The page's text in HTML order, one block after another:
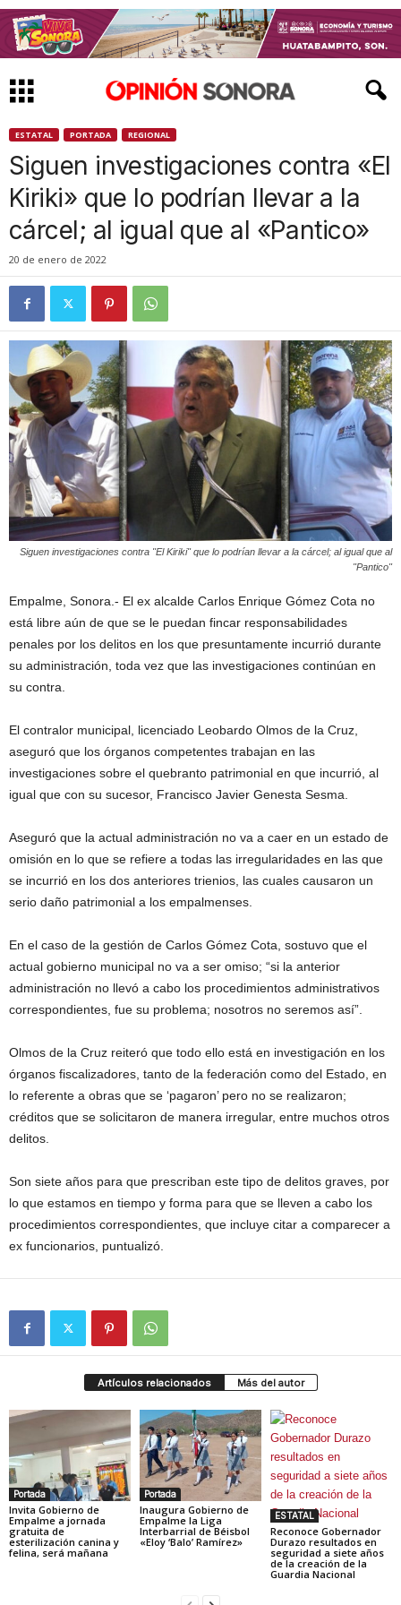
ESTATAL PORTADA REGIONAL
Siguen investigaciones contra «El
Kiriki» que lo podrían llevar a la
cárcel; al igual que al «Pantico»
20 de enero de 2022
Siguen investigaciones contra "El Kiriki" que lo podrían llevar a la cárcel; al igual que al
"Pantico"
Empalme, Sonora.- El ex alcalde Carlos Enrique Gómez Cota no
está libre aún de que se le puedan fincar responsabilidades
penales por los delitos en los que presuntamente incurrió durante
su administración, toda vez que las investigaciones continúan en
su contra.
El contralor municipal, licenciado Leobardo Olmos de la Cruz,
aseguró que los órganos competentes trabajan en las
investigaciones sobre el quebranto patrimonial en que incurrió, al
igual que con su sucesor, Francisco Javier Genesta Sesma.
Aseguró que la actual administración no va a caer en un estado de
omisión en lo que se refiere a todas las irregularidades en las que
se incurrió en los dos anteriores trienios, las cuales causaron un
serio daño patrimonial a los empalmenses.
En el caso de la gestión de Carlos Gómez Cota, sostuvo que el
actual gobierno municipal no va a ser omiso; “si la anterior
administración no llevó a cabo los procedimientos administrativos
correspondientes, fue su problema; nosotros no seremos así”.
Olmos de la Cruz reiteró que todo ello está en investigación en los
órganos fiscalizadores, tanto de la federación como del Estado, en
lo referente a obras que se ‘pagaron’ pero no se realizaron;
créditos que se solicitaron de manera irregular, entre muchos otros
delitos.
Son siete años para que prescriban este tipo de delitos graves, por
lo que estamos en tiempo y forma para que se lleven a cabo los
procedimientos correspondientes, que incluye citar a comparecer a
ex funcionarios, puntualizó.
Artículos relacionados Más del autor
Portada
Invita Gobierno de
Empalme a jornada
gratuita de
esterilización canina y
felina, será mañana
Portada
Inaugura Gobierno de
Empalme la Liga
Interbarrial de Béisbol
«Eloy ‘Balo’ Ramírez»
ESTATAL
Reconoce Gobernador
Durazo resultados en
seguridad a siete años
de la creación de la
Guardia Nacional